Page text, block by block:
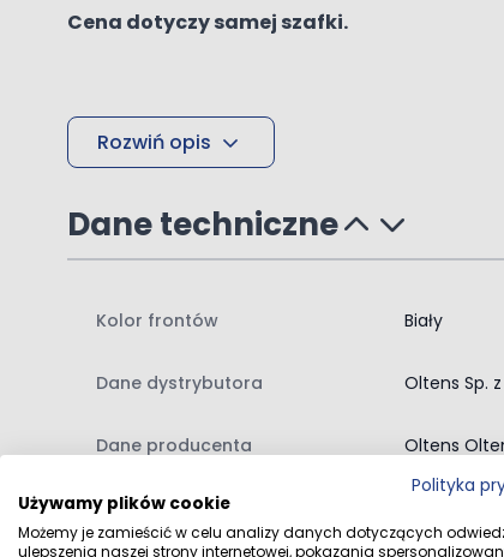
Cena dotyczy samej szafki.
Rozwiń opis
Dane techniczne
Kolor frontów Biały
Dane dystrybutora Oltens Sp.
Dane producenta Oltens
Polityka
Używamy plików cookie
Możemy je zamieścić w celu analizy danych dotyczących
ulepszenia naszej strony internetowej, pokazania